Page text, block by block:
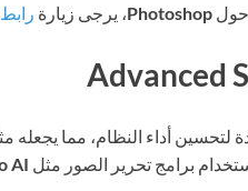
حول Photoshop، يرجى زيارة رابط Photoshop
لتحسين أداء النظام، مما يجعله
برامج تحرير الصور مثل AI